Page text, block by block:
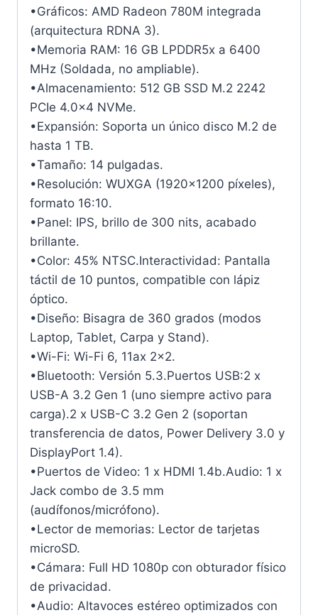
•Gráficos: AMD Radeon 780M integrada
(arquitectura RDNA 3).
•Memoria RAM: 16 GB LPDDR5x a 6400
MHz (Soldada, no ampliable).
•Almacenamiento: 512 GB SSD M.2 2242
PCIe 4.0×4 NVMe.
•Expansión: Soporta un único disco M.2 de
hasta 1 TB.
•Tamaño: 14 pulgadas.
•Resolución: WUXGA (1920×1200 píxeles),
formato 16:10.
•Panel: IPS, brillo de 300 nits, acabado
brillante.
•Color: 45% NTSC.Interactividad: Pantalla
táctil de 10 puntos, compatible con lápiz
óptico.
•Diseño: Bisagra de 360 grados (modos
Laptop, Tablet, Carpa y Stand).
•Wi-Fi: Wi-Fi 6, 11ax 2×2.
•Bluetooth: Versión 5.3.Puertos USB:2 x
USB-A 3.2 Gen 1 (uno siempre activo para
carga).2 x USB-C 3.2 Gen 2 (soportan
transferencia de datos, Power Delivery 3.0 y
DisplayPort 1.4).
•Puertos de Video: 1 x HDMI 1.4b.Audio: 1 x
Jack combo de 3.5 mm
(audífonos/micrófono).
•Lector de memorias: Lector de tarjetas
microSD.
•Cámara: Full HD 1080p con obturador físico
de privacidad.
•Audio: Altavoces estéreo optimizados con